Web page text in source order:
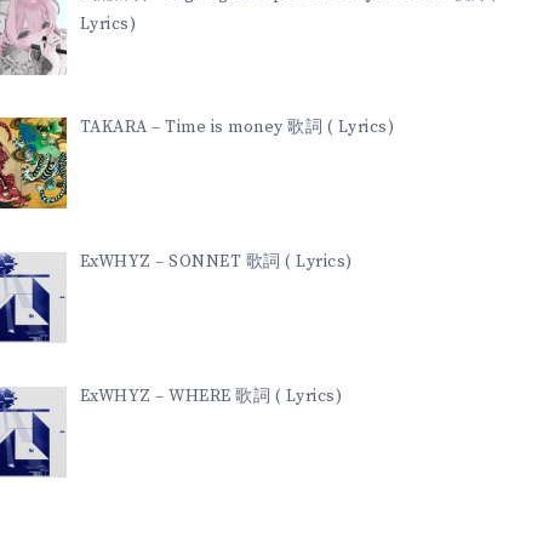
Lyrics)
TAKARA – Time is money 歌詞 ( Lyrics)
ExWHYZ – SONNET 歌詞 ( Lyrics)
ExWHYZ – WHERE 歌詞 ( Lyrics)